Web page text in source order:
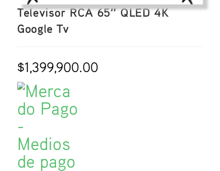
Televisor RCA 65″ QLED 4K
Google Tv
$1,399,900.00